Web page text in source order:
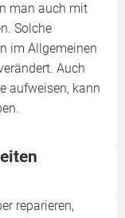
man auch mit
Solche
im Allgemeinen
Auch
aufweisen, kann
reparieren,